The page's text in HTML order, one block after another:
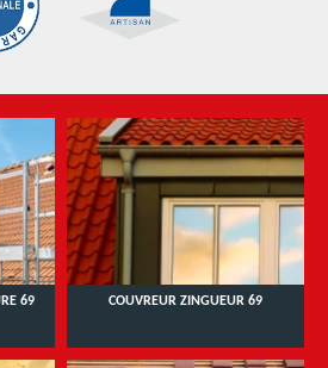
69 COUVREUR ZINGUEUR 69